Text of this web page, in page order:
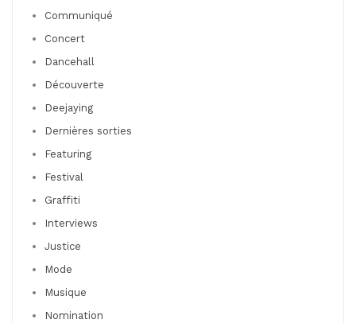
Communiqué
Concert
Dancehall
Découverte
Deejaying
Dernières sorties
Featuring
Festival
Graffiti
Interviews
Justice
Mode
Musique
Nomination